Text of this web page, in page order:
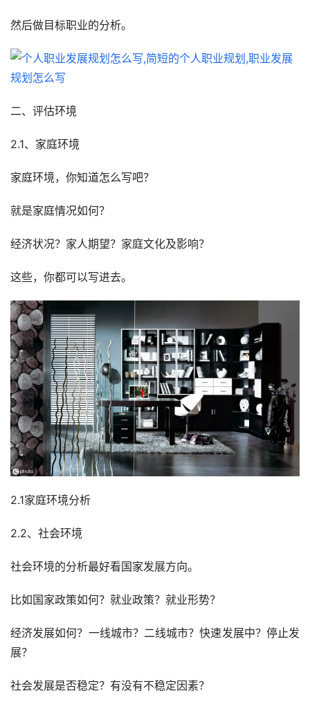
然后做目标职业的分析。
二、评估环境
2.1、家庭环境
家庭环境，你知道怎么写吧？
就是家庭情况如何？
经济状况？家人期望？家庭文化及影响？
这些，你都可以写进去。
2.1家庭环境分析
2.2、社会环境
社会环境的分析最好看国家发展方向。
比如国家政策如何？就业政策？就业形势？
经济发展如何？一线城市？二线城市？快速发展中？停止发
展？
社会发展是否稳定？有没有不稳定因素？